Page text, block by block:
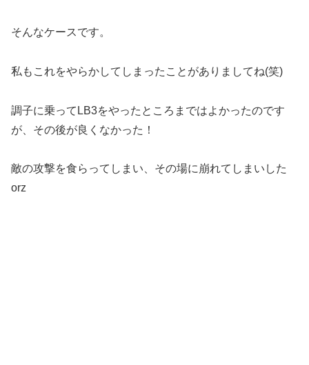
そんなケースです。
私もこれをやらかしてしまったことがありましてね(笑)
調子に乗ってLB3をやったところまではよかったのです
が、その後が良くなかった！
敵の攻撃を食らってしまい、その場に崩れてしまいした
orz